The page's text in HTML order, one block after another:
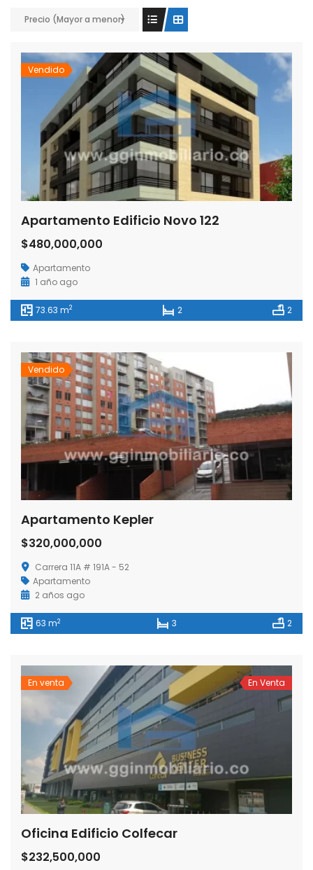
Precio (Mayor a menor)
Vendido
Apartamento Edificio Novo 122
$480,000,000
Apartamento
1 año ago
73.63 m2 2 2
Vendido
Apartamento Kepler
$320,000,000
Carrera 11A # 191A - 52
Apartamento
2 años ago
63 m2 3 2
En venta En Venta
Oficina Edificio Colfecar
$232,500,000